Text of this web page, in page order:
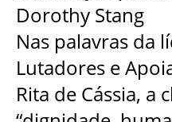
Dorothy Stang
Nas palavras da
Lutadores e
Rita de Cássia, a